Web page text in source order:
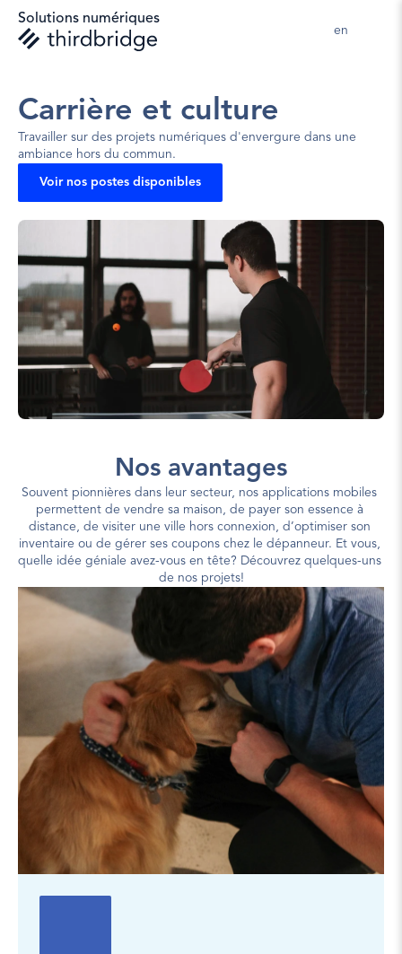
Solutions numériques
en
Carrière et culture
Travailler sur des projets numériques d'envergure dans une
ambiance hors du commun.
Voir nos postes disponibles
Nos avantages
Souvent pionnières dans leur secteur, nos applications mobiles
permettent de vendre sa maison, de payer son essence à
distance, de visiter une ville hors connexion, d’optimiser son
inventaire ou de gérer ses coupons chez le dépanneur. Et vous,
quelle idée géniale avez-vous en tête? Découvrez quelques-uns
de nos projets!